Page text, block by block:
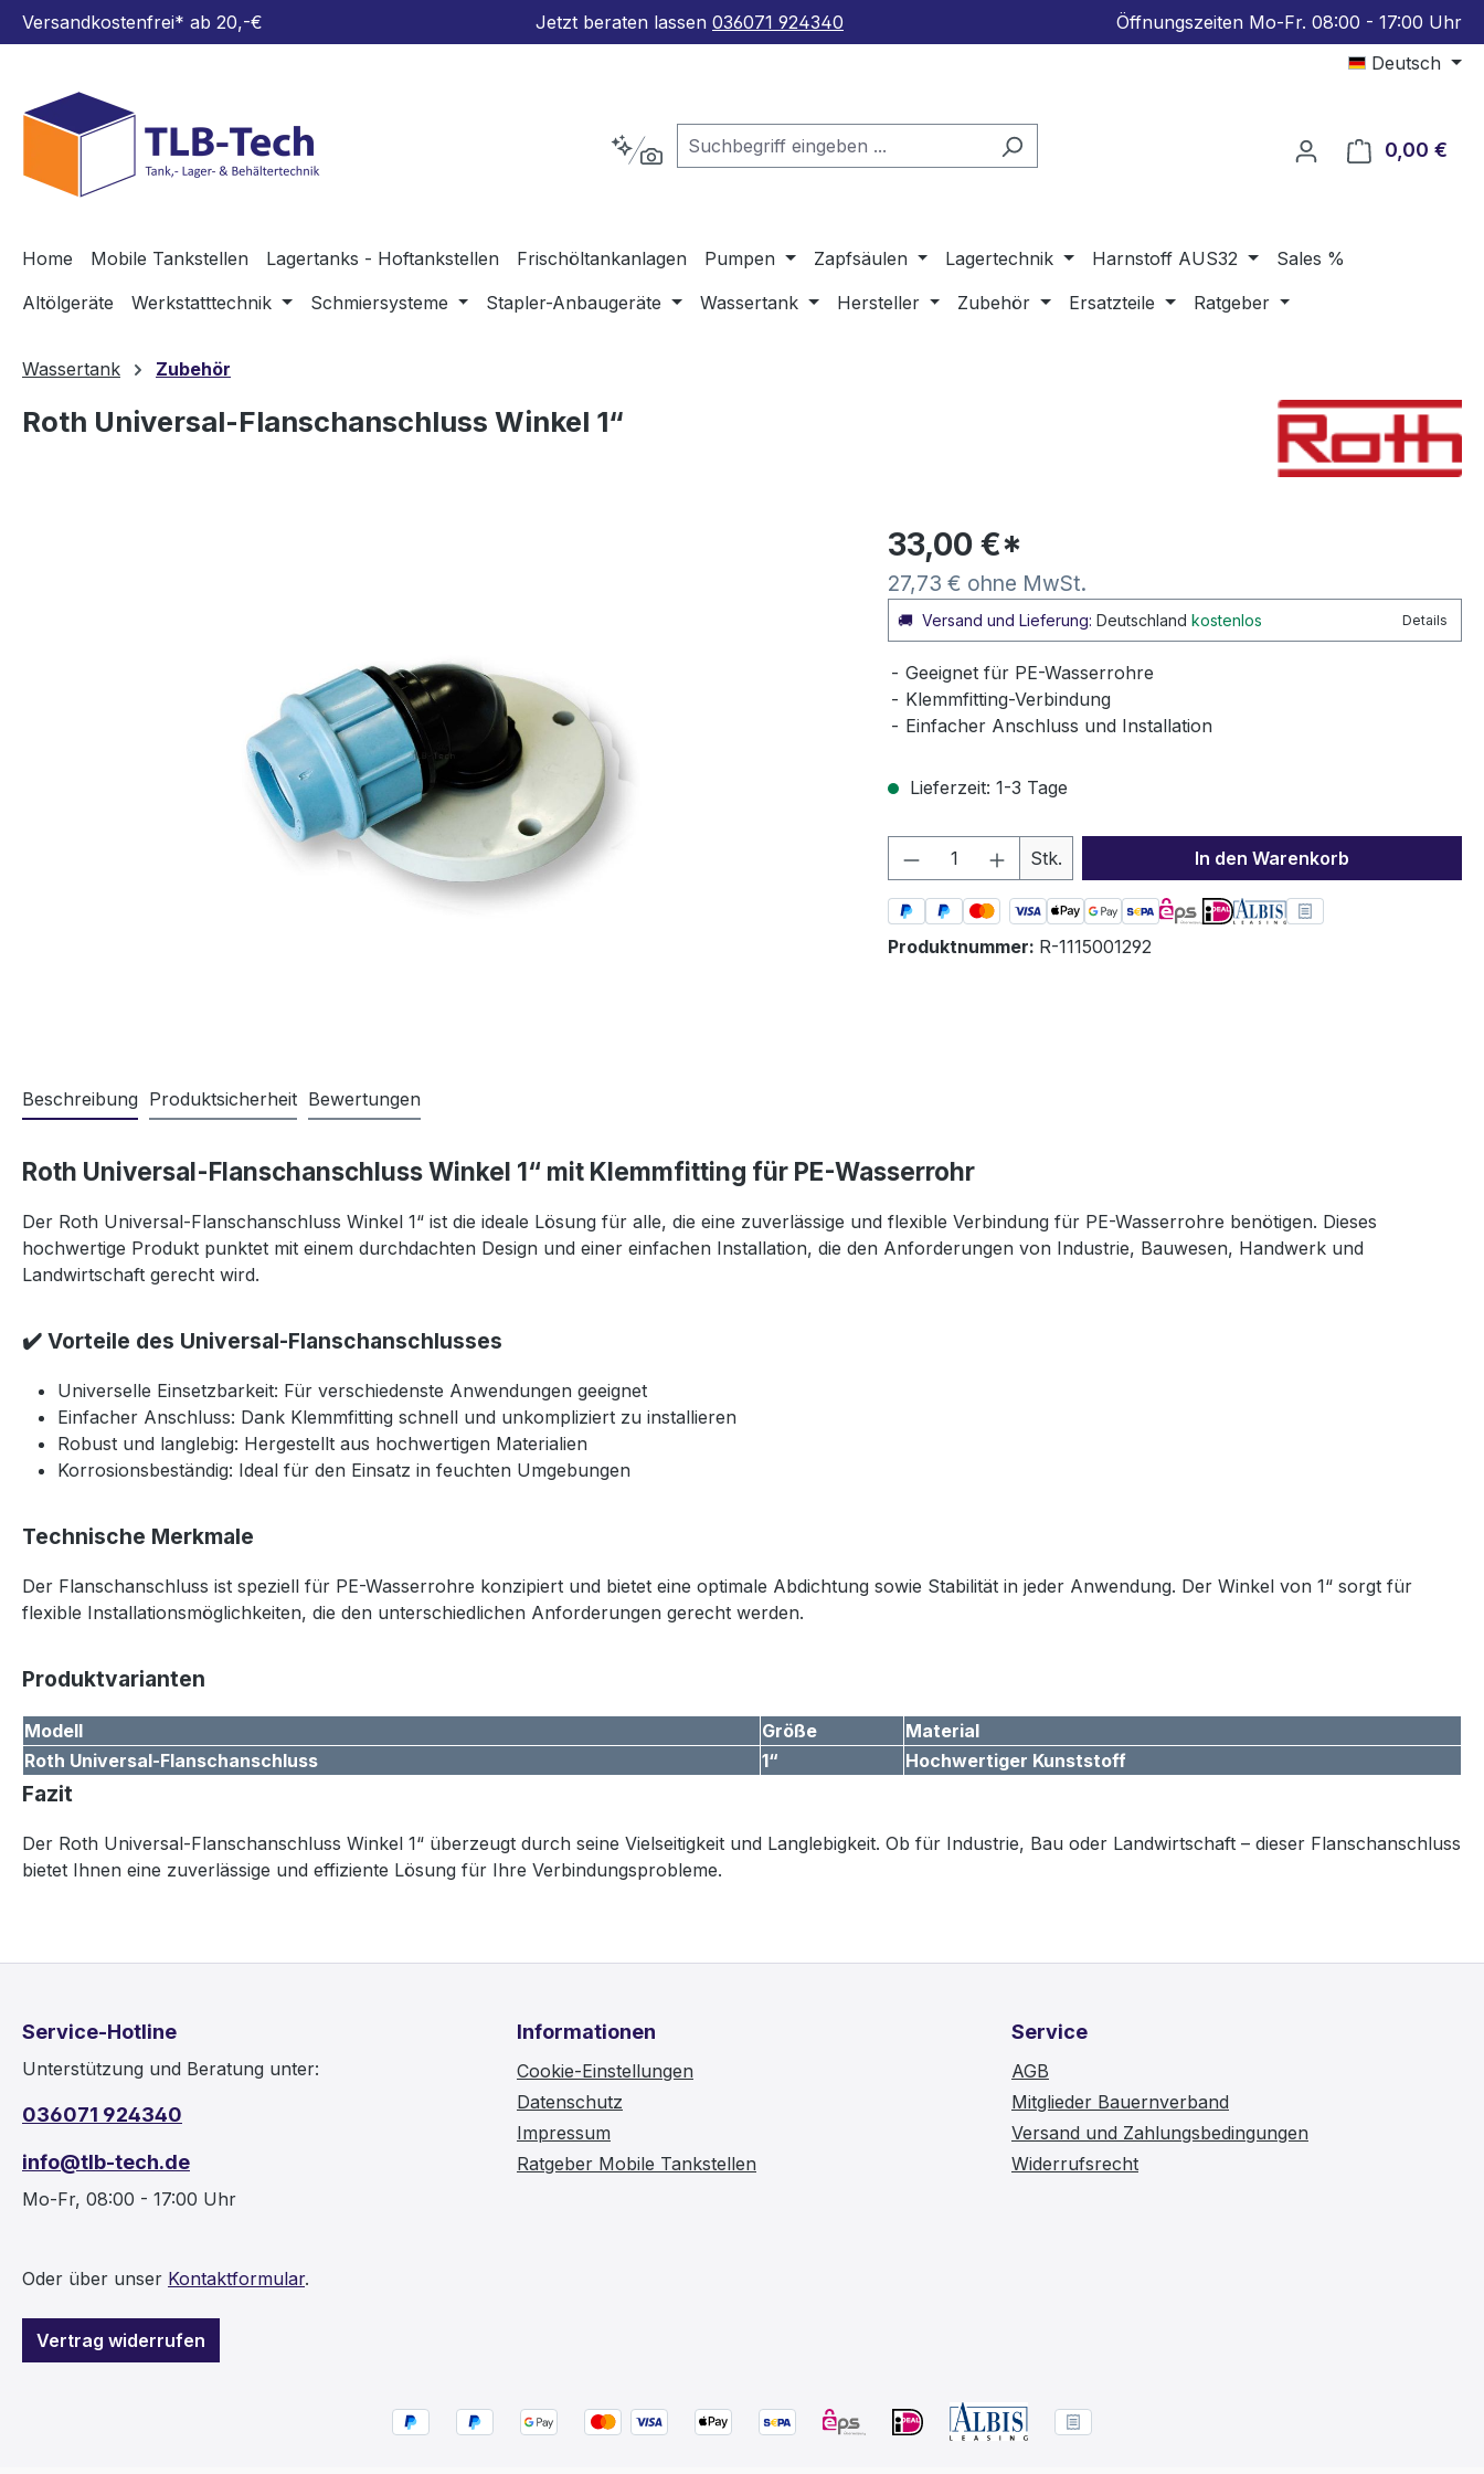
Hauptinhalt springen
Zur Suche springen
Zur Hauptnavigation springen
Versandkostenfrei* ab 20,-€ Jetzt beraten lassen 036071 924340
Öffnungszeiten Mo-Fr. 08:00 - 17:00 Uhr
Deutsch
0,00 €
Home Mobile Tankstellen Lagertanks - Hoftankstellen Frischöltankanlagen Pumpen Zapfsäulen Lagertechnik Harnstoff AUS32
Sales %
Altölgeräte
Werkstatttechnik Schmiersysteme Stapler-Anbaugeräte Wassertank Hersteller Zubehör Ersatzteile Ratgeber
Wassertank Zubehör
Roth Universal-Flanschanschluss Winkel 1“
33,00 €*
27,73 € ohne MwSt.
🚚 Versand und Lieferung: Deutschland kostenlos Details
Geeignet für PE-Wasserrohre
Klemmfitting-Verbindung
Einfacher Anschluss und Installation
Lieferzeit: 1-3 Tage
Produkt Anzahl: Gib den gewünschten Wert
Stk. In den Warenkorb
Produktnummer: R-1115001292
Beschreibung Produktsicherheit Bewertungen
Roth Universal-Flanschanschluss Winkel 1“ mit Klemmfitting für PE-Wasserrohr
Der Roth Universal-Flanschanschluss Winkel 1“ ist die ideale Lösung für alle, die eine zuverlässige und flexible Verbindung für PE-Wasserrohre benötigen. Dieses
hochwertige Produkt punktet mit einem durchdachten Design und einer einfachen Installation, die den Anforderungen von Industrie, Bauwesen, Handwerk und
Landwirtschaft gerecht wird.
✔️ Vorteile des Universal-Flanschanschlusses
Universelle Einsetzbarkeit: Für verschiedenste Anwendungen geeignet
Einfacher Anschluss: Dank Klemmfitting schnell und unkompliziert zu installieren
Robust und langlebig: Hergestellt aus hochwertigen Materialien
Korrosionsbeständig: Ideal für den Einsatz in feuchten Umgebungen
Technische Merkmale
Der Flanschanschluss ist speziell für PE-Wasserrohre konzipiert und bietet eine optimale Abdichtung sowie Stabilität in jeder Anwendung. Der Winkel von 1“ sorgt für
flexible Installationsmöglichkeiten, die den unterschiedlichen Anforderungen gerecht werden.
Produktvarianten
Modell Größe
Material
Roth Universal-Flanschanschluss
1“ Hochwertiger Kunststoff
Fazit
Der Roth Universal-Flanschanschluss Winkel 1“ überzeugt durch seine Vielseitigkeit und Langlebigkeit. Ob für Industrie, Bau oder Landwirtschaft – dieser Flanschanschluss
bietet Ihnen eine zuverlässige und effiziente Lösung für Ihre Verbindungsprobleme.
Service-Hotline
Unterstützung und Beratung unter:
036071 924340
info@tlb-tech.de
Mo-Fr, 08:00 - 17:00 Uhr
Oder über unser Kontaktformular.
Vertrag widerrufen
Informationen
Cookie-Einstellungen
Datenschutz
Impressum
Ratgeber Mobile Tankstellen
Service
AGB
Mitglieder Bauernverband
Versand und Zahlungsbedingungen
Widerrufsrecht